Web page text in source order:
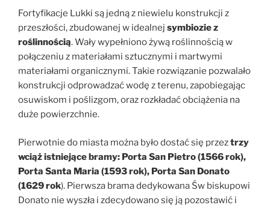
Fortyfikacje Lukki są jedną z niewielu konstrukcji z
przeszłości, zbudowanej w idealnej symbiozie z
roślinnością. Wały wypełniono żywą roślinnością w
połączeniu z materiałami sztucznymi i martwymi
materiałami organicznymi. Takie rozwiązanie pozwalało
konstrukcji odprowadzać wodę z terenu, zapobiegając
osuwiskom i poślizgom, oraz rozkładać obciążenia na
duże powierzchnie.
Pierwotnie do miasta można było dostać się przeztrzy
wciąż istniejące bramy: Porta San Pietro (1566 rok),
Porta Santa Maria (1593 rok), Porta San Donato
(1629 rok). Pierwsza brama dedykowana Św biskupowi
Donato nie wyszła i zdecydowano się ją pozostawić i